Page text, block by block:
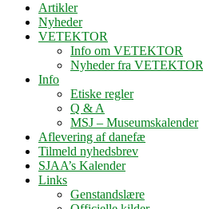
Artikler
Nyheder
VETEKTOR
Info om VETEKTOR
Nyheder fra VETEKTOR
Info
Etiske regler
Q & A
MSJ – Museumskalender
Aflevering af danefæ
Tilmeld nyhedsbrev
SJAA’s Kalender
Links
Genstandslære